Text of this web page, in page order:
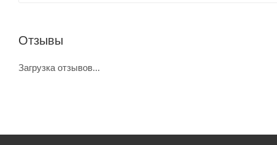
Отзывы
Загрузка отзывов...